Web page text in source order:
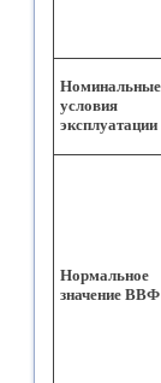
Номинальные
условия
эксплуатации
Нормальное
значение ВВФ